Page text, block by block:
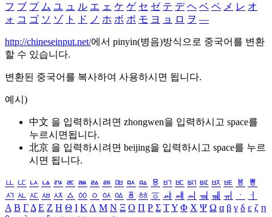
フ ブ プ ム ユ ュ ル エ ェ ケ ゲ セ ゼ テ デ ヘ ベ ペ メ レ オ
ォ コ ゴ ソ ゾ ト ド ノ ホ ボ ポ モ ヨ ョ ロ ヲ ―
http://chineseinput.net/에서 pinyin(병음)방식으로 중국어를 변환
할 수 있습니다.
변환된 중국어를 복사하여 사용하시면 됩니다.
예시)
中文 을 입력하시려면 zhongwen을 입력하시고 space를
누르시면됩니다.
北京 을 입력하시려면 beijing을 입력하시고 space를 누르
시면 됩니다.
ㅥ ㅦ ㅧ ㅨ ㅩ ㅪ ㅫ ㅬ ㅭ ㅮ ㅯ ㅰ ㅱ ㅲ ㅳ ㅴ ㅵ ㅶ ㅷ ㅸ
ㅹ
ㅺ ㅻ ㅼ ㅽ ㅾ ㅿ ㆀ ㆁ ㆂ ㆃ ㆄ ㆅ ㆆ ㆇ ㆈ ㆉ ㆊ ㆋ ㆌ ㆍ
ㆎ
Α Β ΓΔ Ε Ζ Η Θ Ι ΚΛ Μ Ν Ξ Ο Π Ρ Σ ΤΥ Φ Χ Ψ Ω α β γ δ ε ζ η